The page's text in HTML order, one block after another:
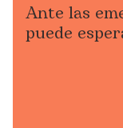
Ante las
puede